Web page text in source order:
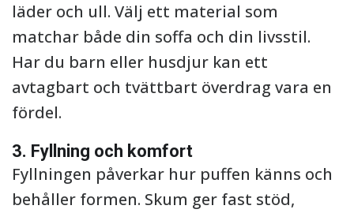
läder och ull. Välj ett material som
matchar både din soffa och din livsstil.
Har du barn eller husdjur kan ett
avtagbart och tvättbart överdrag vara en
fördel.
3. Fyllning och komfort
Fyllningen påverkar hur puffen känns och
behåller formen. Skum ger fast stöd,